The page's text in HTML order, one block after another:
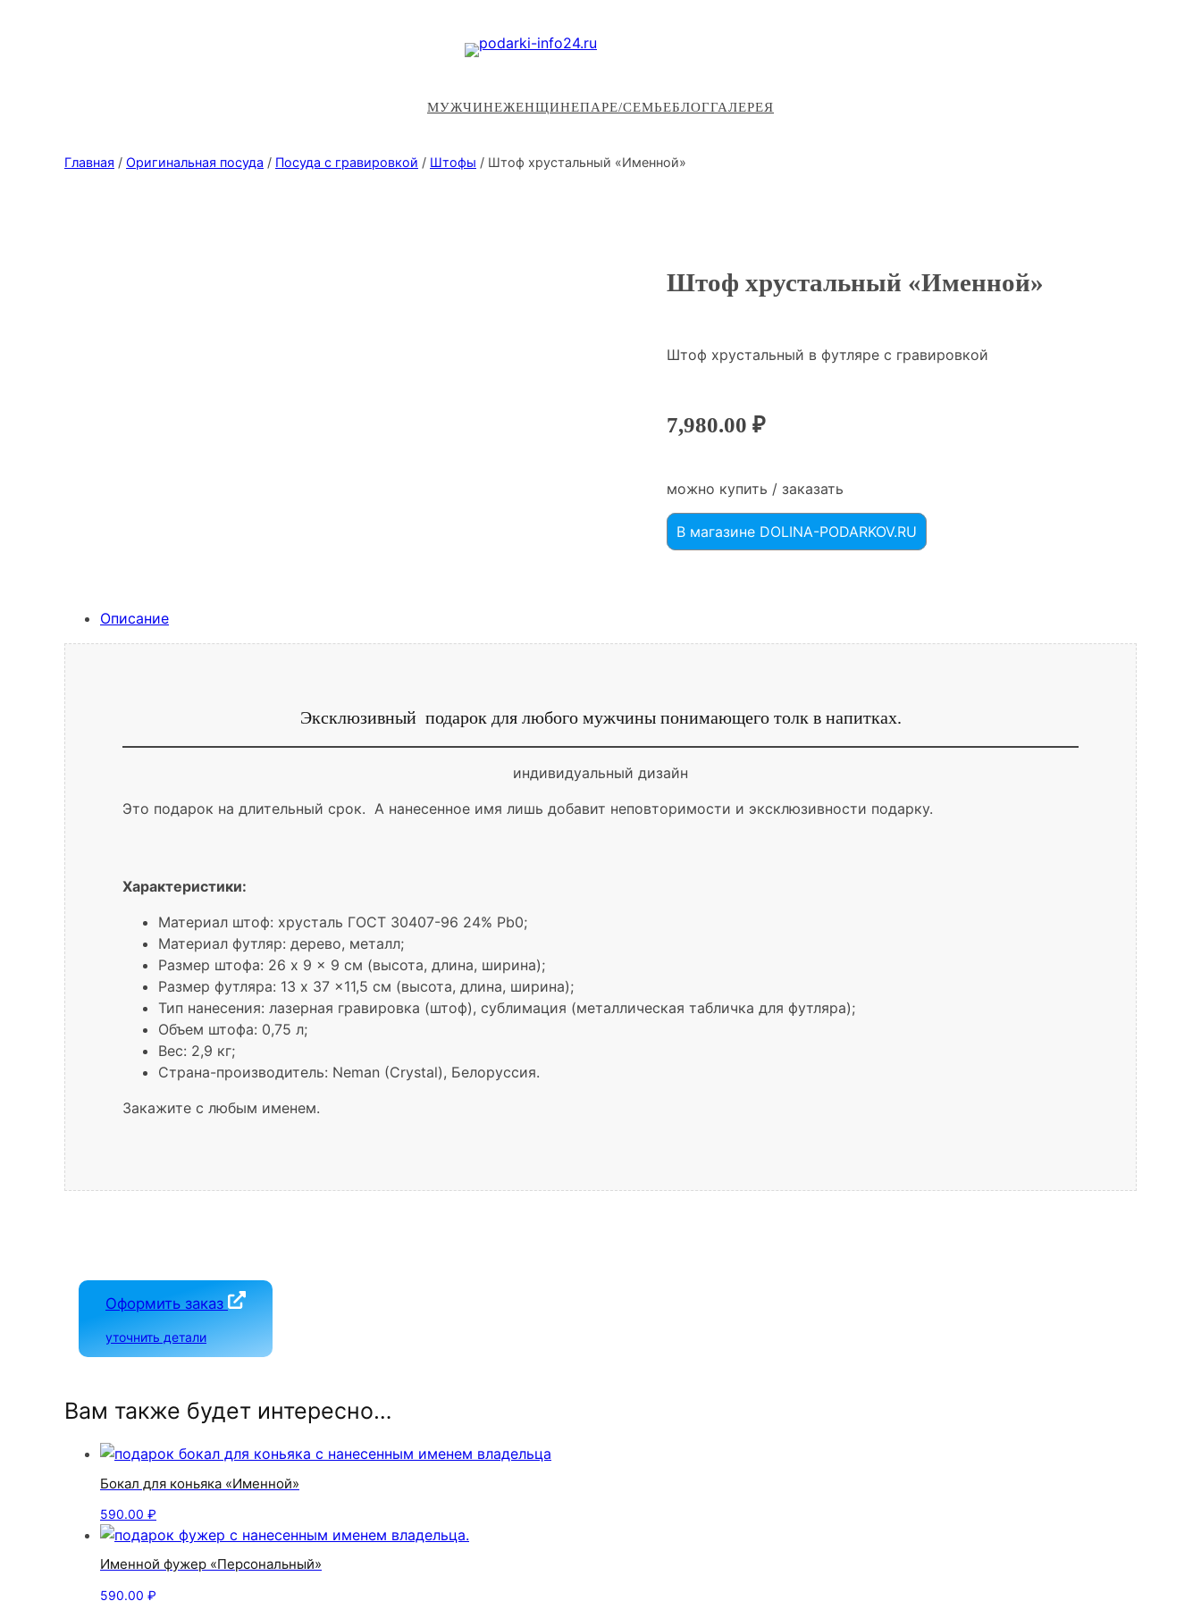
МУЖЧИНЕЖЕНЩИНЕПАРЕ/СЕМЬЕБЛОГГАЛЕРЕЯ
Главная / Оригинальная посуда / Посуда с гравировкой / Штофы / Штоф хрустальный «Именной»
Штоф хрустальный «Именной»
Штоф хрустальный в футляре с гравировкой
7,980.00₽
можно купить / заказать
В магазине DOLINA-PODARKOV.RU
Описание
Эксклюзивный подарок для любого мужчины понимающего толк в напитках.
индивидуальный дизайн
Это подарок на длительный срок. А нанесенное имя лишь добавит неповторимости и эксклюзивности подарку.
Характеристики:
Материал штоф: хрусталь ГОСТ 30407-96 24% Pb0;
Материал футляр: дерево, металл;
Размер штофа: 26 x 9 x 9 см (высота, длина, ширина);
Размер футляра: 13 x 37 x11,5 см (высота, длина, ширина);
Тип нанесения: лазерная гравировка (штоф), сублимация (металлическая табличка для футляра);
Объем штофа: 0,75 л;
Вес: 2,9 кг;
Страна-производитель: Neman (Crystal), Белоруссия.
Закажите с любым именем.
Оформить заказ
уточнить детали
Вам также будет интересно…
Бокал для коньяка «Именной»
590.00 ₽
Именной фужер «Персональный»
590.00 ₽